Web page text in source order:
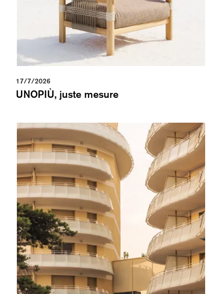
17/7/2026
UNOPIÙ, juste mesure